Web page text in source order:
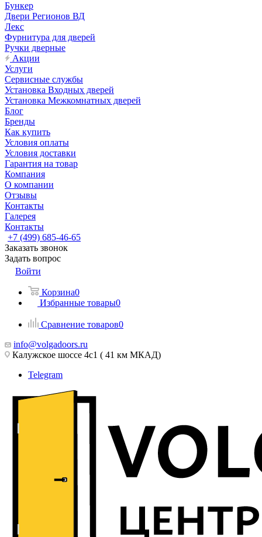
Бункер
Двери Регионов ВД
Лекс
Фурнитура для дверей
Ручки дверные
Акции
Услуги
Сервисные службы
Установка Входных дверей
Установка Межкомнатных дверей
Блог
Бренды
Как купить
Условия оплаты
Условия доставки
Гарантия на товар
Компания
О компании
Отзывы
Контакты
Галерея
Контакты
+7 (499) 685-46-65
Заказать звонок
Задать вопрос
Войти
Корзина0
Избранные товары0
Сравнение товаров0
info@volgadoors.ru
Калужское шоссе 4с1 ( 41 км МКАД)
Telegram